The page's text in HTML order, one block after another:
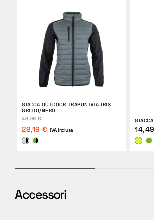
GIACCA OUTDOOR TRAPUNTATA IRIS
GRIGIO/NERO
46,99 €
28,19 € IVA inclusa
Accessori